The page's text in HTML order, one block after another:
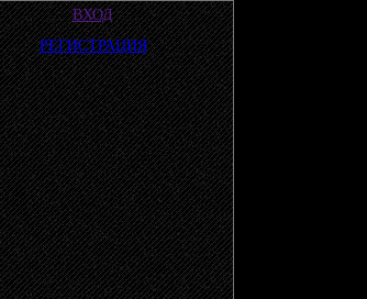
ВХОД
РЕГИСТРАЦИЯ